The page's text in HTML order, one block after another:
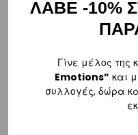
Vasiliki
€19,00
ΛΑΒΕ -10%
Γίνε μέλος της
Emotions” και
συλλογές, δώρα